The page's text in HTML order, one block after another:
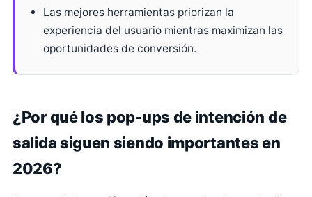
Las mejores herramientas priorizan la
experiencia del usuario mientras maximizan las
oportunidades de conversión.
¿Por qué los pop-ups de intención de
salida siguen siendo importantes en
2026?